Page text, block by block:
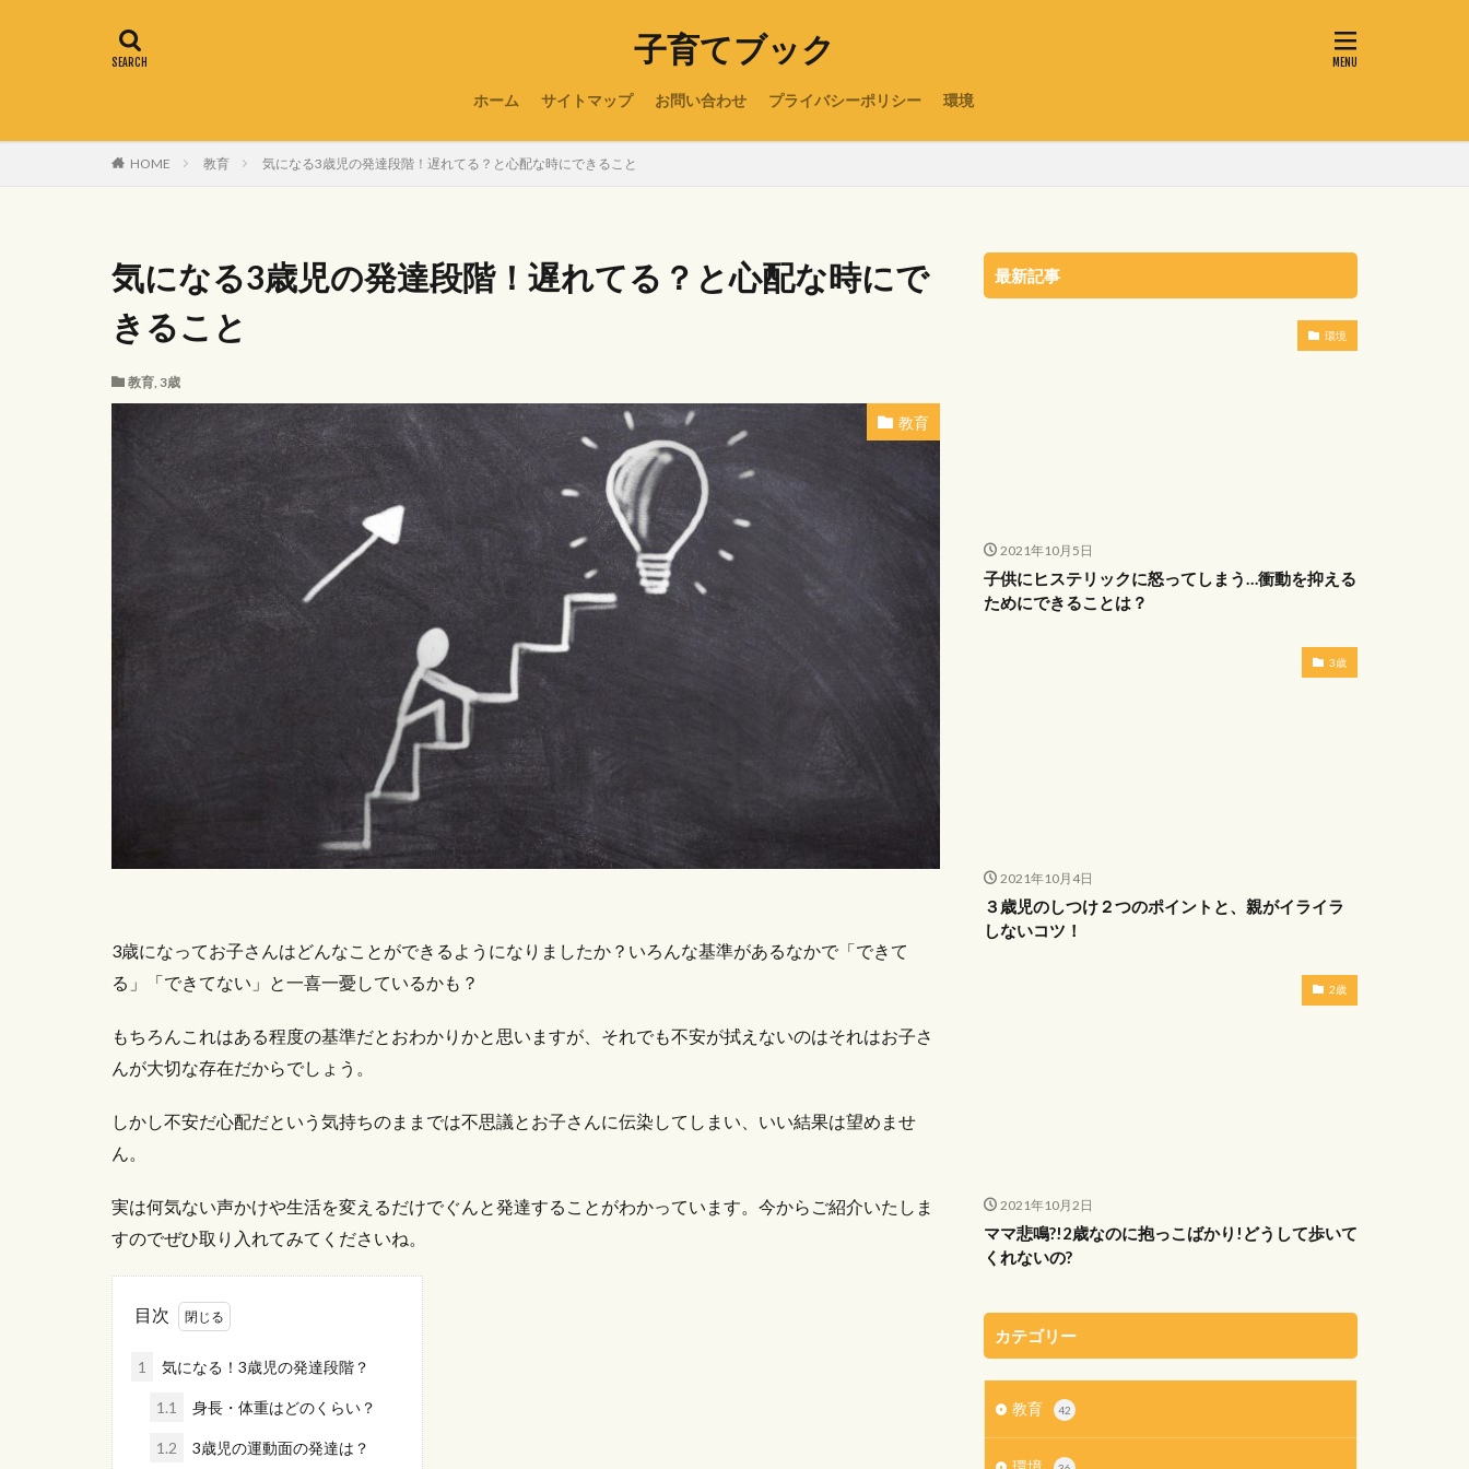
子育てブック
ホーム サイトマップ お問い合わせ プライバシーポリシー 環境
HOME 教育 気になる3歳児の発達段階！遅れてる？と心配な時にできること
気になる3歳児の発達段階！遅れてる？と心配な時にで
きること
教育, 3歳
教育
3歳になってお子さんはどんなことができるようになりましたか？いろんな基準があるなかで「できて
る」「できてない」と一喜一憂しているかも？
もちろんこれはある程度の基準だとおわかりかと思いますが、それでも不安が拭えないのはそれはお子さ
んが大切な存在だからでしょう。
しかし不安だ心配だという気持ちのままでは不思議とお子さんに伝染してしまい、いい結果は望めませ
ん。
実は何気ない声かけや生活を変えるだけでぐんと発達することがわかっています。今からご紹介いたしま
すのでぜひ取り入れてみてくださいね。
目次
1 気になる！3歳児の発達段階？
1.1 身長・体重はどのくらい？
1.2 3歳児の運動面の発達は？
最新記事
環境
2021年10月5日
子供にヒステリックに怒ってしまう…衝動を抑える
ためにできることは？
3歳
2021年10月4日
３歳児のしつけ２つのポイントと、親がイライラ
しないコツ！
2歳
2021年10月2日
ママ悲鳴?!2歳なのに抱っこばかり!どうして歩いて
くれないの?
カテゴリー
教育 42